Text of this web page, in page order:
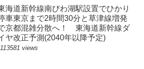
海道新幹線南びわ湖駅設置でひかり
車東京まで2時間30分と草津線増発
京都混雑分散へ！ 東海道新幹線ダ
ヤ改正予測(2040年以降予定)
113581 views